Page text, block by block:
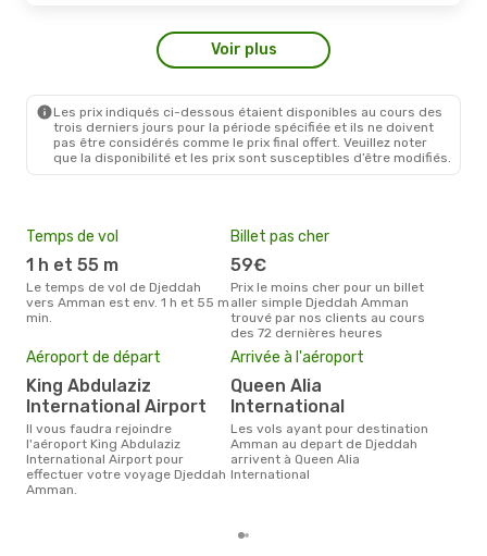
Voir plus
Les prix indiqués ci-dessous étaient disponibles au cours des
trois derniers jours pour la période spécifiée et ils ne doivent
pas être considérés comme le prix final offert. Veuillez noter
que la disponibilité et les prix sont susceptibles d’être modifiés.
Temps de vol
1 h et 55 m
Le temps de vol de Djeddah
vers Amman est env. 1 h et 55 m
min.
Billet pas cher
59€
Prix le moins cher pour un billet
aller simple Djeddah Amman
trouvé par nos clients au cours
des 72 dernières heures
Aéroport de départ
King Abdulaziz
International Airport
Il vous faudra rejoindre
l'aéroport King Abdulaziz
International Airport pour
effectuer votre voyage Djeddah
Amman.
Arrivée à l'aéroport
Queen Alia
International
Les vols ayant pour destination
Amman au depart de Djeddah
arrivent à Queen Alia
International